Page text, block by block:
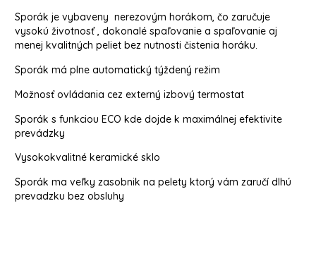
Sporák je vybaveny nerezovým horákom, čo zaručuje
vysokú životnosť , dokonalé spaľovanie a spaľovanie aj
menej kvalitných peliet bez nutnosti čistenia horáku.
Sporák má plne automatický týždený režim
Možnosť ovládania cez externý izbový termostat
Sporák s funkciou ECO kde dojde k maximálnej efektivite
prevádzky
Vysokokvalitné keramické sklo
Sporák ma veľky zasobnik na pelety ktorý vám zaručí dlhú
prevadzku bez obsluhy